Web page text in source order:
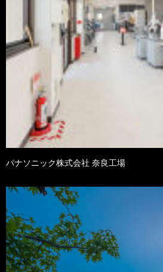
パナソニック株式会社 奈良工場